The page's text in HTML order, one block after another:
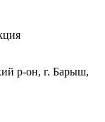
р-он, г. Барыш,